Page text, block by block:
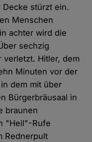
stürzt ein.
Menschen
achter wird die
sechzig
Hitler, dem
Minuten vor der
dem mit über
Bürgerbräusaal in
braunen
"Heil"-Rufe
Rednerpult